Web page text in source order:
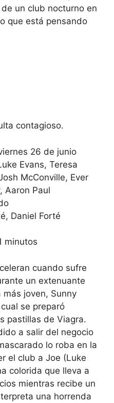
un club nocturno en
que está pensando
contagioso.
26 de junio
Evans, Teresa
McConville, Ever
Aaron Paul
Daniel Forté
minutos
cuando sufre
un extenuante
joven, Sunny
se preparó
pastillas de Viagra.
a salir del negocio
lo roba en la
el club a Joe (Luke
colorida que lleva a
mientras recibe un
una horrenda